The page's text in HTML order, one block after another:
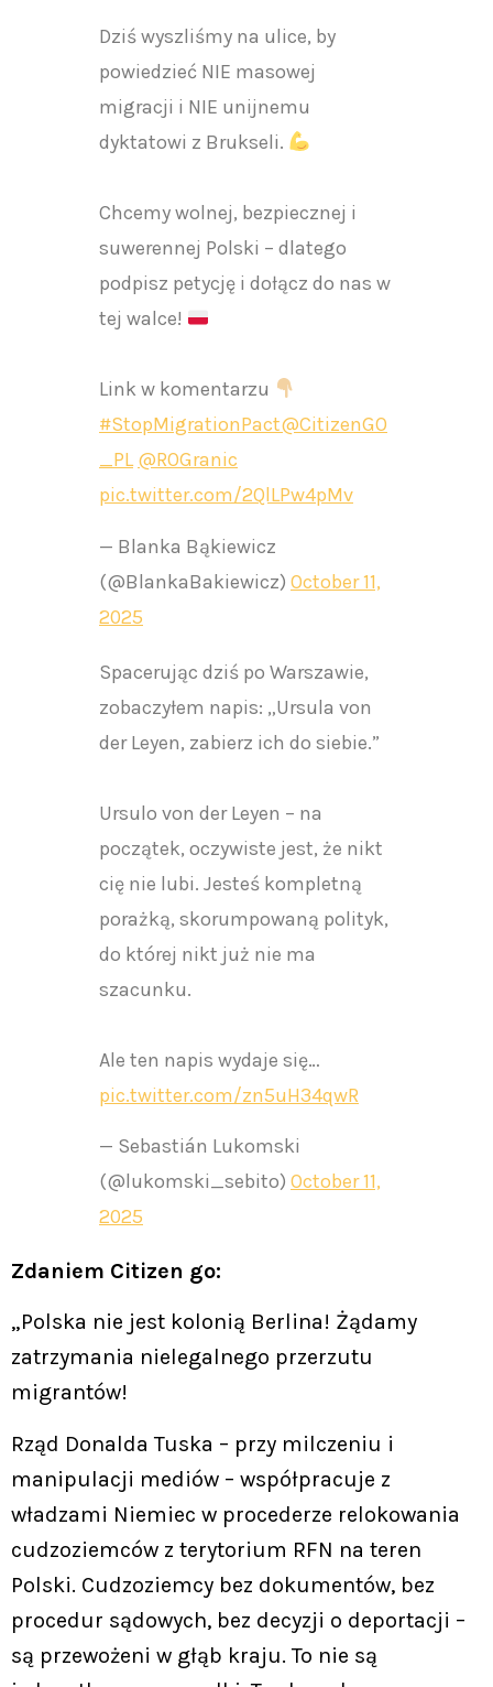
Dziś wyszliśmy na ulice, by
powiedzieć NIE masowej
migracji i NIE unijnemu
dyktatowi z Brukseli.
Chcemy wolnej, bezpiecznej i
suwerennej Polski – dlatego
podpisz petycję i dołącz do nas w
tej walce!
Link w komentarzu
#StopMigrationPact@CitizenGO
_PL @ROGranic
pic.twitter.com/2QlLPw4pMv
— Blanka Bąkiewicz
(@BlankaBakiewicz) October 11,
2025
Spacerując dziś po Warszawie,
zobaczyłem napis: „Ursula von
der Leyen, zabierz ich do siebie.”
Ursulo von der Leyen – na
początek, oczywiste jest, że nikt
cię nie lubi. Jesteś kompletną
porażką, skorumpowaną polityk,
do której nikt już nie ma
szacunku.
Ale ten napis wydaje się…
pic.twitter.com/zn5uH34qwR
— Sebastián Lukomski
(@lukomski_sebito) October 11,
2025
Zdaniem Citizen go:
„Polska nie jest kolonią Berlina! Żądamy
zatrzymania nielegalnego przerzutu
migrantów!
Rząd Donalda Tuska – przy milczeniu i
manipulacji mediów – współpracuje z
władzami Niemiec w procederze relokowania
cudzoziemców z terytorium RFN na teren
Polski. Cudzoziemcy bez dokumentów, bez
procedur sądowych, bez decyzji o deportacji –
są przewożeni w głąb kraju. To nie są